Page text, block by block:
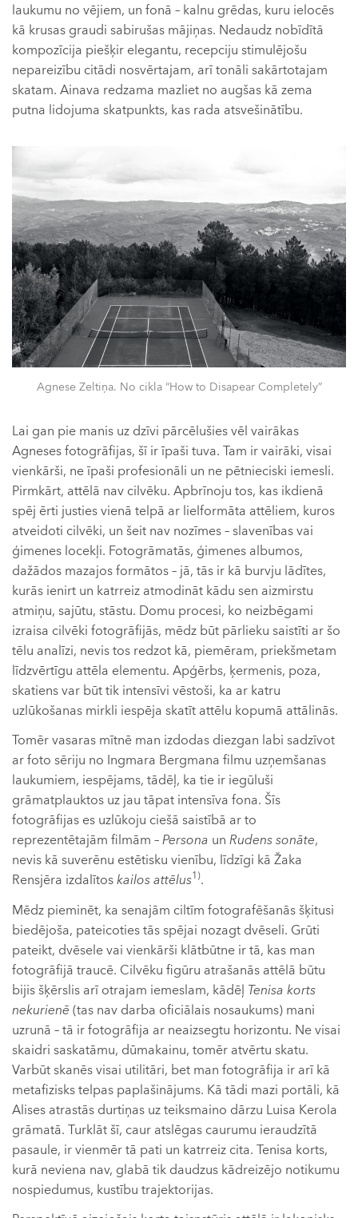
laukumu no vējiem, un fonā – kalnu grēdas, kuru ielocēs
kā krusas graudi sabirušas mājiņas. Nedaudz nobīdītā
kompozīcija piešķir elegantu, recepciju stimulējošu
nepareizību citādi nosvērtajam, arī tonāli sakārtotajam
skatam. Ainava redzama mazliet no augšas kā zema
putna lidojuma skatpunkts, kas rada atsvešinātību.
Agnese Zeltiņa. No cikla “How to Disapear Completely”
Lai gan pie manis uz dzīvi pārcēlušies vēl vairākas
Agneses fotogrāfijas, šī ir īpaši tuva. Tam ir vairāki, visai
vienkārši, ne īpaši profesionāli un ne pētnieciski iemesli.
Pirmkārt, attēlā nav cilvēku. Apbrīnoju tos, kas ikdienā
spēj ērti justies vienā telpā ar lielformāta attēliem, kuros
atveidoti cilvēki, un šeit nav nozīmes – slavenības vai
ģimenes locekļi. Fotogrāmatās, ģimenes albumos,
dažādos mazajos formātos – jā, tās ir kā burvju lādītes,
kurās ienirt un katrreiz atmodināt kādu sen aizmirstu
atmiņu, sajūtu, stāstu. Domu procesi, ko neizbēgami
izraisa cilvēki fotogrāfijās, mēdz būt pārlieku saistīti ar šo
tēlu analīzi, nevis tos redzot kā, piemēram, priekšmetam
līdzvērtīgu attēla elementu. Apģērbs, ķermenis, poza,
skatiens var būt tik intensīvi vēstoši, ka ar katru
uzlūkošanas mirkli iespēja skatīt attēlu kopumā attālinās.
Tomēr vasaras mītnē man izdodas diezgan labi sadzīvot
ar foto sēriju no Ingmara Bergmana filmu uzņemšanas
laukumiem, iespējams, tādēļ, ka tie ir iegūluši
grāmatplauktos uz jau tāpat intensīva fona. Šīs
fotogrāfijas es uzlūkoju ciešā saistībā ar to
reprezentētajām filmām –Persona un Rudens sonāte,
nevis kā suverēnu estētisku vienību, līdzīgi kā Žaka
Rensjēra izdalītoskailos attēlus1).
Mēdz pieminēt, ka senajām ciltīm fotografēšanās šķitusi
biedējoša, pateicoties tās spējai nozagt dvēseli. Grūti
pateikt, dvēsele vai vienkārši klātbūtne ir tā, kas man
fotogrāfijā traucē. Cilvēku figūru atrašanās attēlā būtu
bijis šķērslis arī otrajam iemeslam, kādēļ Tenisa korts
nekurienē (tas nav darba oficiālais nosaukums) mani
uzrunā – tā ir fotogrāfija ar neaizsegtu horizontu. Ne visai
skaidri saskatāmu, dūmakainu, tomēr atvērtu skatu.
Varbūt skanēs visai utilitāri, bet man fotogrāfija ir arī kā
metafizisks telpas paplašinājums. Kā tādi mazi portāli, kā
Alises atrastās durtiņas uz teiksmaino dārzu Luisa Kerola
grāmatā. Turklāt šī, caur atslēgas caurumu ieraudzītā
pasaule, ir vienmēr tā pati un katrreiz cita. Tenisa korts,
kurā neviena nav, glabā tik daudzus kādreizējo notikumu
nospiedumus, kustību trajektorijas.